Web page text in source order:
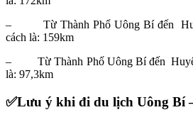
– Từ Thành Phố Uông Bí đến
cách là: 159km
– Từ Thành Phố Uông Bí đến Huyện
là: 97,3km
✅Lưu ý khi đi du lịch Uông Bí